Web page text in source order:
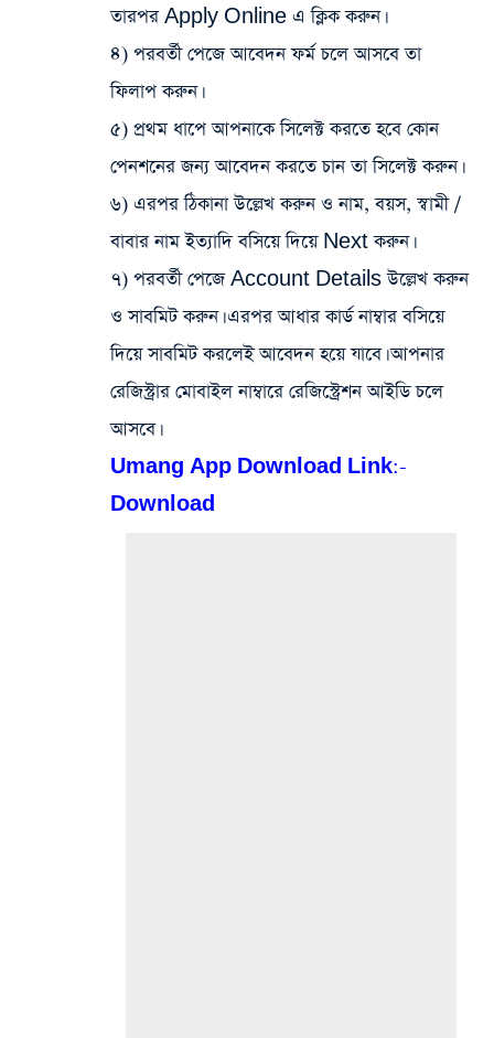
তারপর Apply Online এ ক্লিক করুন।
৪) পরবর্তী পেজে আবেদন ফর্ম চলে আসবে তা
ফিলাপ করুন।
৫) প্রথম ধাপে আপনাকে সিলেক্ট করতে হবে কোন
পেনশনের জন্য আবেদন করতে চান তা সিলেক্ট করুন।
৬) এরপর ঠিকানা উল্লেখ করুন ও নাম, বয়স, স্বামী /
বাবার নাম ইত্যাদি বসিয়ে দিয়ে Next করুন।
৭) পরবর্তী পেজে Account Details উল্লেখ করুন
ও সাবমিট করুন। এরপর আধার কার্ড নাম্বার বসিয়ে
দিয়ে সাবমিট করলেই আবেদন হয়ে যাবে। আপনার
রেজিস্ট্রার মোবাইল নাম্বারে রেজিস্ট্রেশন আইডি চলে
আসবে।
Umang App Download Link:-
Download